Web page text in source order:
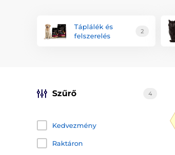
Táplálék és
felszerelés
2
Szűrő 4
Kedvezmény
Raktáron